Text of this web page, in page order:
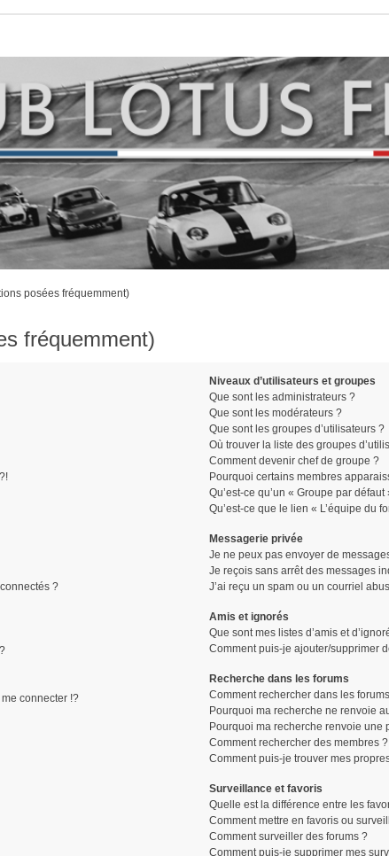
posées fréquemment)
fréquemment)
?
connecter !?
Niveaux d’utilisateurs et groupes
Que sont les administrateurs ?
Que sont les modérateurs ?
Que sont les groupes d’utilisateurs ?
Où trouver la liste des groupes
Comment devenir chef de groupe ?
Pourquoi certains membres
Qu’est-ce qu’un « Groupe par défaut
Qu’est-ce que le lien « L’équipe du
Messagerie privée
Je ne peux pas envoyer de
Je reçois sans arrêt des messages
J’ai reçu un spam ou un courriel
Amis et ignorés
Que sont mes listes d’amis et
Comment puis-je ajouter/supprimer
Recherche dans les forums
Comment rechercher dans les
Pourquoi ma recherche ne renvoie
Pourquoi ma recherche renvoie une
Comment rechercher des membres ?
Comment puis-je trouver mes
Surveillance et favoris
Quelle est la différence entre les
Comment mettre en favoris ou
Comment surveiller des forums ?
Comment puis-je supprimer mes